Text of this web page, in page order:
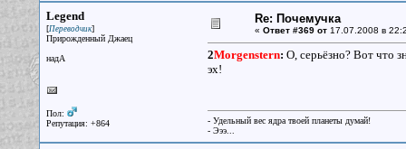
Legend
[Переводчик]
Прирожденный Джаец
надА
Пол:
Репутация: +864
Re: Почемучка
« Ответ #369 от17.07.2008 в
2Morgenstern: О, серьёзно? Вот что
эх!
- Удельный вес ядра твоей планеты думай!
- Эээ...